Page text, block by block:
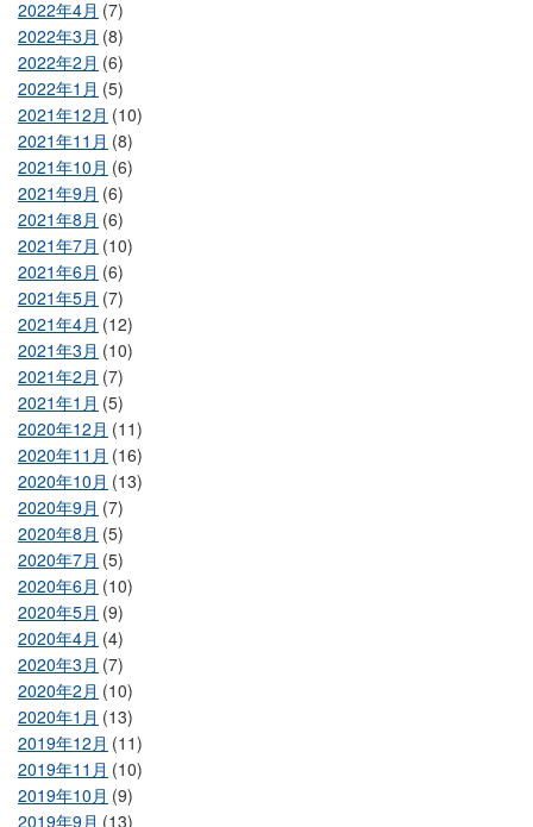
2022年4月 (7)
2022年3月 (8)
2022年2月 (6)
2022年1月 (5)
2021年12月 (10)
2021年11月 (8)
2021年10月 (6)
2021年9月 (6)
2021年8月 (6)
2021年7月 (10)
2021年6月 (6)
2021年5月 (7)
2021年4月 (12)
2021年3月 (10)
2021年2月 (7)
2021年1月 (5)
2020年12月 (11)
2020年11月 (16)
2020年10月 (13)
2020年9月 (7)
2020年8月 (5)
2020年7月 (5)
2020年6月 (10)
2020年5月 (9)
2020年4月 (4)
2020年3月 (7)
2020年2月 (10)
2020年1月 (13)
2019年12月 (11)
2019年11月 (10)
2019年10月 (9)
2019年9月 (13)